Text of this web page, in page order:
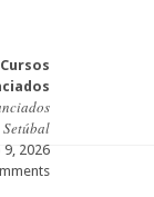
Cursos
Setúbal
9, 2026